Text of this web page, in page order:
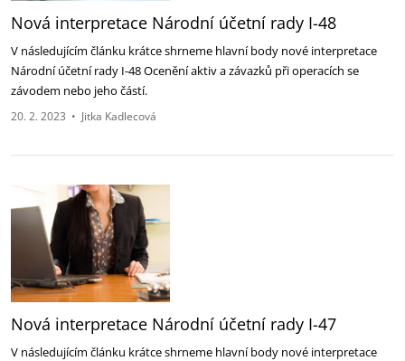
Nová interpretace Národní účetní rady I-48
V následujícím článku krátce shrneme hlavní body nové interpretace
Národní účetní rady I-48 Ocenění aktiv a závazků při operacích se
závodem nebo jeho částí.
20. 2. 2023 • Jitka Kadlecová
Nová interpretace Národní účetní rady I-47
V následujícím článku krátce shrneme hlavní body nové interpretace